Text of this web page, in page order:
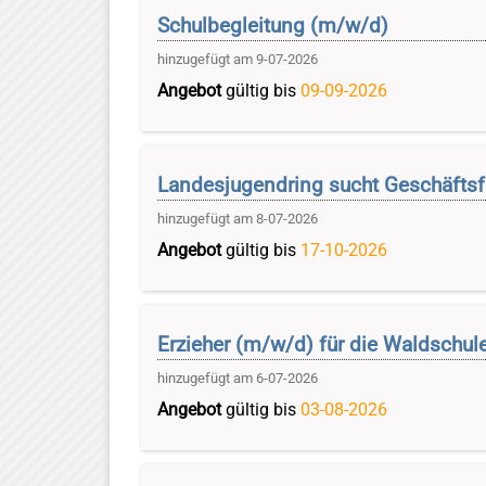
Schulbegleitung (m/w/d)
hinzugefügt am 9-07-2026
Angebotgültig bis 09-09-2026
Landesjugendring sucht
hinzugefügt am 8-07-2026
Angebotgültig bis 17-10-2026
Erzieher (m/w/d) für die
hinzugefügt am 6-07-2026
Angebotgültig bis 03-08-2026